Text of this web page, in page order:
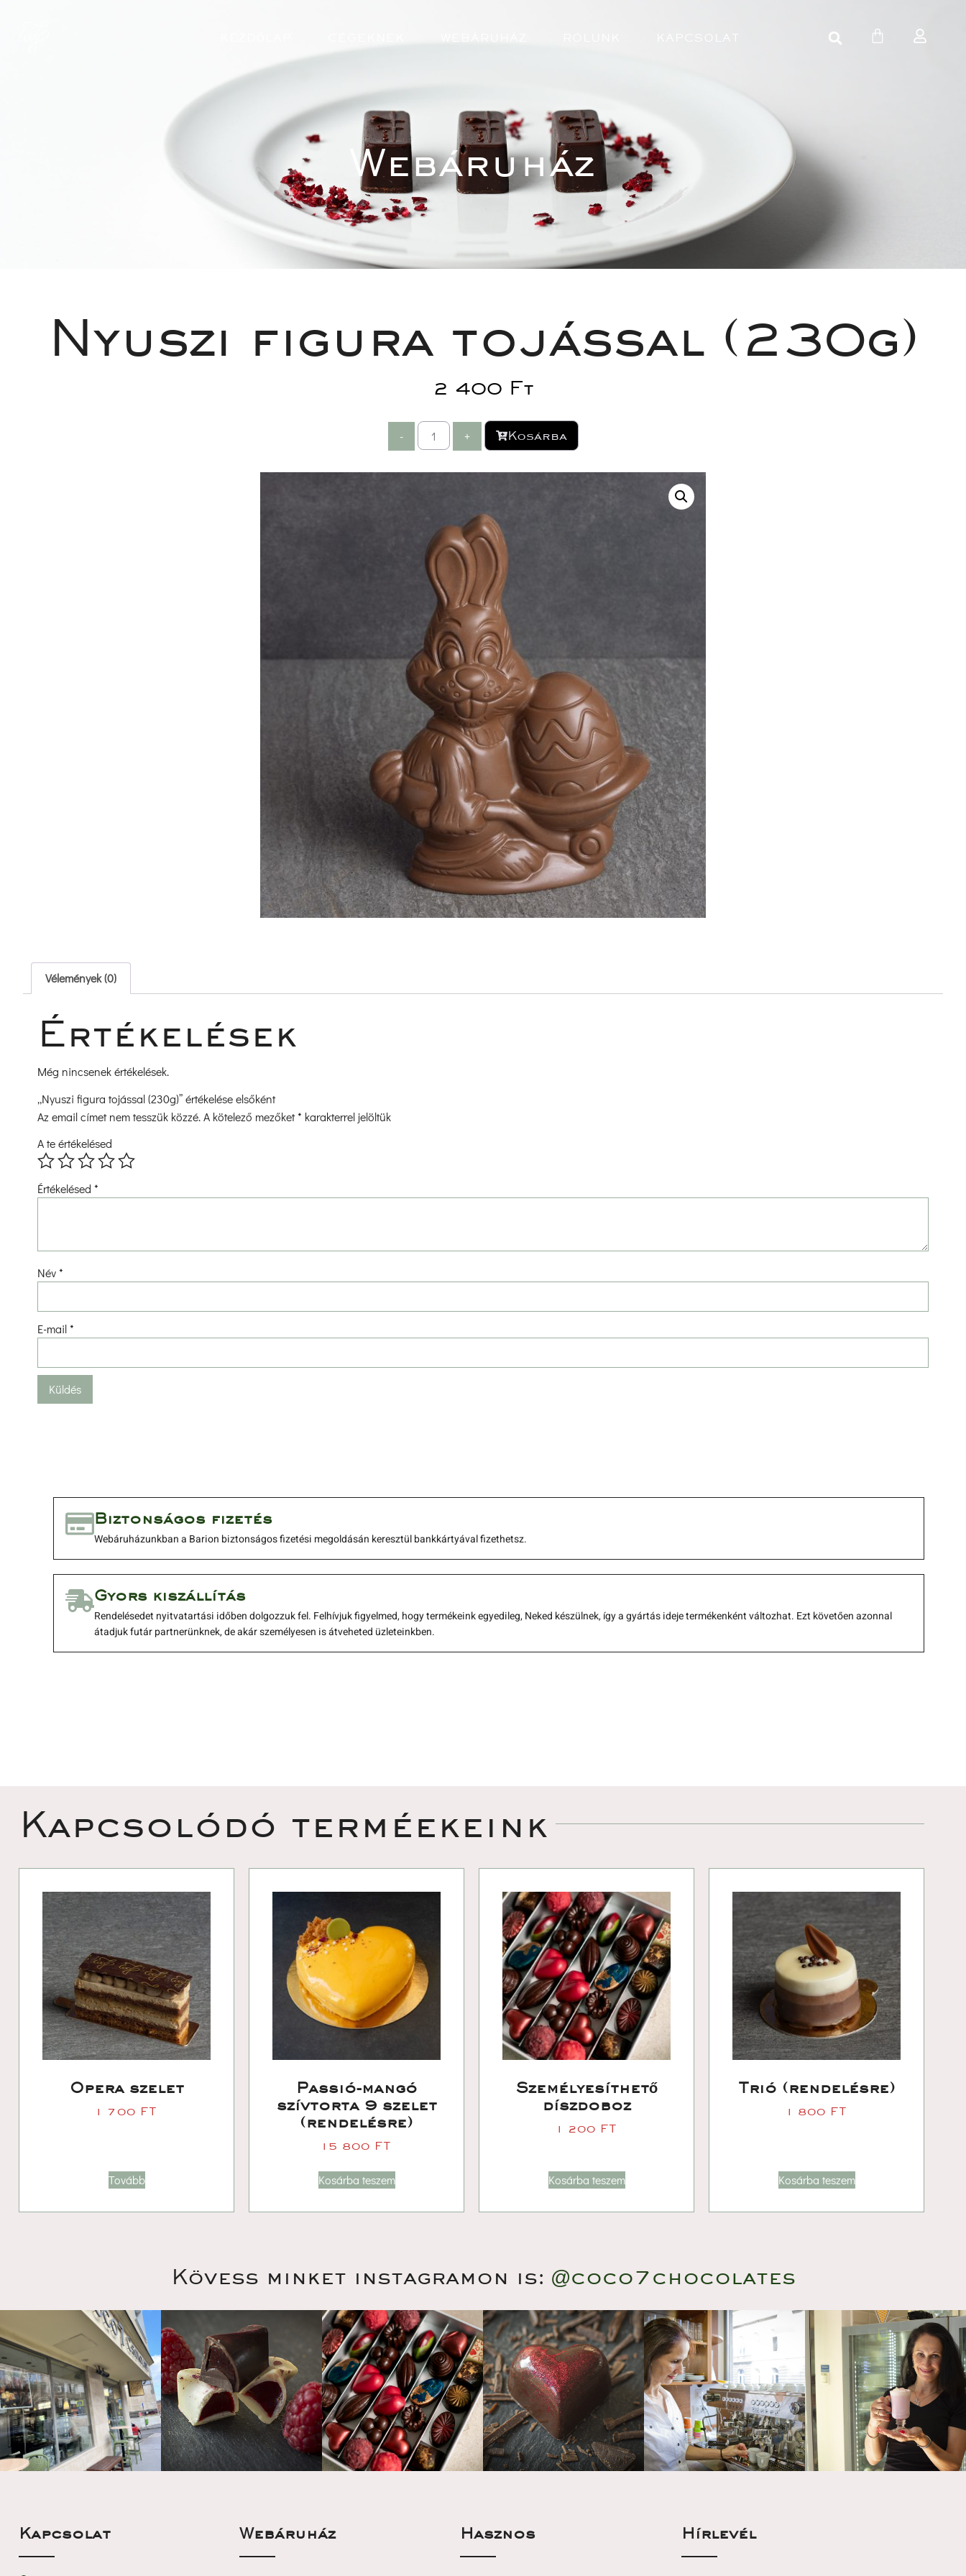
Webáruház
Nyuszi figura tojással (230g)
2 400 Ft
- + Kosárba
Vélemények (0)
Értékelések
Még nincsenek értékelések.
„Nyuszi figura tojással (230g)” értékelése elsőként
Az email címet nem tesszük közzé.A kötelező mezőket * karakterrel jelöltük
A te értékelésed
Értékelésed *
Név *
E-mail *
Biztonságos fizetés
Webáruházunkban a Barion biztonságos fizetési megoldásán keresztül bankkártyával fizethetsz.
Gyors kiszállítás
Rendelésedet nyitvatartási időben dolgozzuk fel. Felhívjuk figyelmed, hogy termékeink egyedileg, Neked készülnek, így a gyártás ideje termékenként változhat. Ezt követően azonnal
átadjuk futár partnerünknek, de akár személyesen is átveheted üzleteinkben.
Kapcsolódó terméekeink
Opera szelet
1 700 FT
Tovább
Passió-mangó
zívtorta 9 szelet
(rendelésre)
15 800 FT
Kosárba teszem
Személyesíthető
díszdoboz
1 200 FT
Kosárba teszem
Trió (rendelésre)
1 800 FT
Kosárba teszem
Kövess minket instagramon is: @coco7chocolate
Kapcsolat Webáruház Haszno Hírlevél